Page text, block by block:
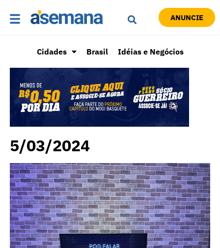
ANUNCIE
Cidades Brasil Idéias e Negócios
5/03/2024